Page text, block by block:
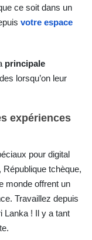
ce soit dans un
votre espace
principale
lorsqu’on leur
expériences
pour digital
tchèque,
monde offrent un
Travaillez depuis
Lanka ! Il y a tant